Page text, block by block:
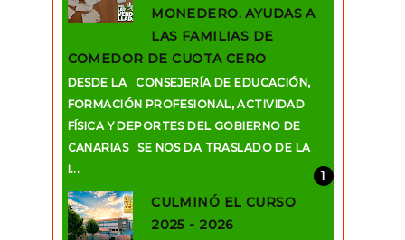
MONEDERO. AYUDAS A
LAS FAMILIAS DE
COMEDOR DE CUOTA CERO
DESDE LA CONSEJERÍA DE EDUCACIÓN,
FORMACIÓN PROFESIONAL, ACTIVIDAD
FÍSICA Y DEPORTES DEL GOBIERNO DE
CANARIAS SE NOS DA TRASLADO DE LA
I...
CULMINÓ EL CURSO
2025 - 2026